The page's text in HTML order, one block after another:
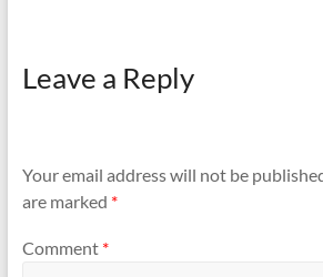
Leave a Reply
Your email address will not be
are marked *
Comment *